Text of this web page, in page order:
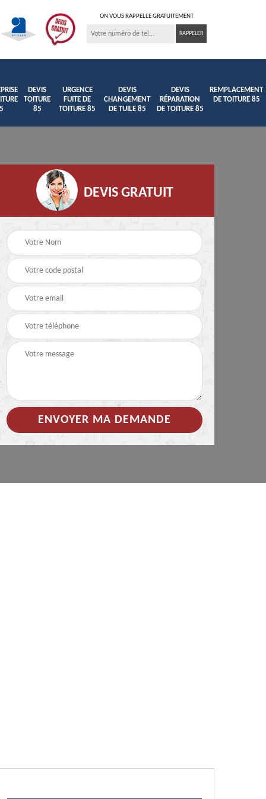
ON VOUS RAPPELLE GRATUITEMENT
DEVIS
TOITURE
85
URGENCE
FUITE DE
TOITURE 85
DEVIS
CHANGEMENT
DE TUILE 85
DEVIS
RÉPARATION
DE TOITURE 85
REMPLACEMENT
DE TOITURE 85
Hydrofuge coloré pour
toiture 85
Démoussage
nettoyage de tuile 85
DEVIS GRATUIT